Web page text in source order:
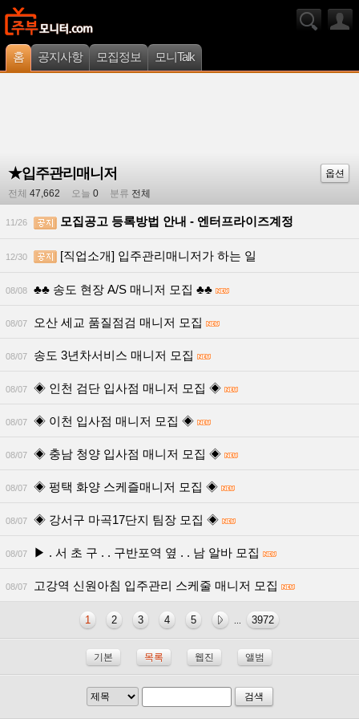
홈 공지사항 모집정보 모니Talk
★입주관리매니저
옵션
전체 47,662 오늘 0 분류 전체
11/26 모집공고 등록방법 안내 - 엔터프라이즈계정
12/30 [직업소개] 입주관리매니저가 하는 일
08/08 ♣♣ 송도 현장 A/S 매니저 모집 ♣♣
08/07 오산 세교 품질점검 매니저 모집
08/07 송도 3년차서비스 매니저 모집
08/07 ◈ 인천 검단 입사점 매니저 모집 ◈
08/07 ◈ 이천 입사점 매니저 모집 ◈
08/07 ◈ 충남 청양 입사점 매니저 모집 ◈
08/07 ◈ 펑택 화양 스케즐매니저 모집 ◈
08/07 ◈ 강서구 마곡17단지 팀장 모집 ◈
08/07 ▶ . 서 초 구 . . 구반포역 옆 . . 남 알바 모집
08/07 고강역 신원아침 입주관리 스케줄 매니저 모집
1 2 3 4 5 3972
기본 목록 웹진 앨범
검색